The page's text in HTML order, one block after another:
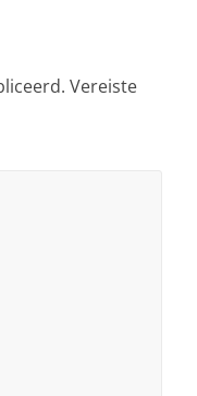
Vereiste